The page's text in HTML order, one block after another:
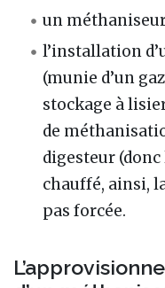
un
l’installation
(munie d’un
stockage à
de
digesteur (donc
chauffé, ainsi,
pas forcée.